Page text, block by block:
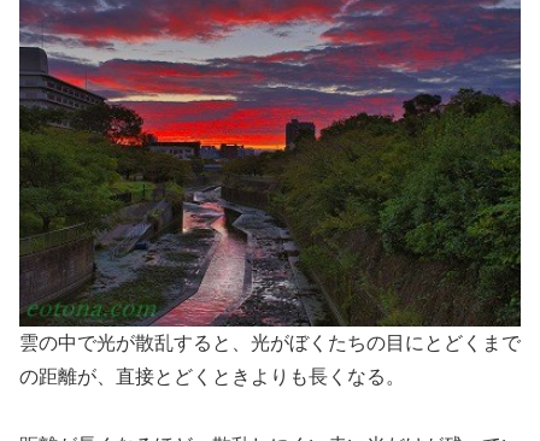
雲の中で光が散乱すると、光がぼくたちの目にとどくまで
の距離が、直接とどくときよりも長くなる。